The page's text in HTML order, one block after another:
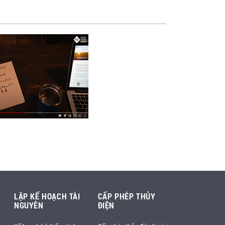
LẬP KẾ HOẠCH TÀI
NGUYÊN
CẤP PHÉP THỦY
ĐIỆN